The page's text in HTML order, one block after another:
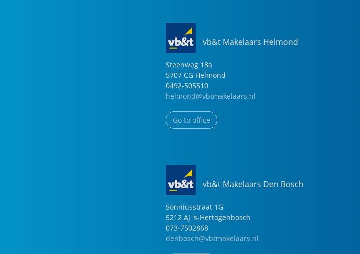
vb&t Makelaars Helmond
Steenweg 18a
5707 CG Helmond
0492-505510
helmond@vbtmakelaars.nl
Go to office
vb&t Makelaars Den Bosch
Sonniusstraat 1G
5212 AJ 's-Hertogenbosch
073-7502868
denbosch@vbtmakelaars.nl